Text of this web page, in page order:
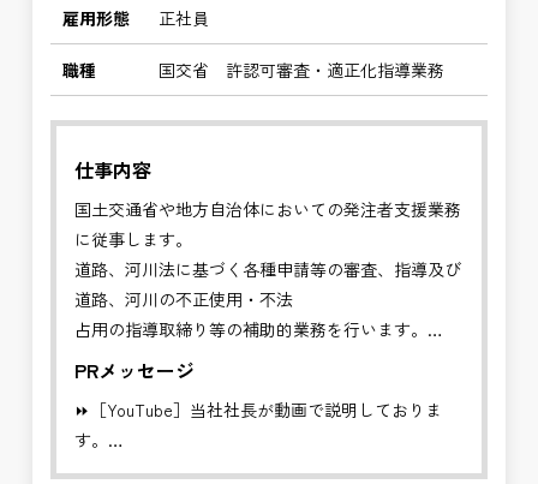
雇用形態 正社員
職種 国交省 許認可審査・適正化指導業務
仕事内容
国土交通省や地方自治体においての発注者支援業務
に従事します。
道路、河川法に基づく各種申請等の審査、指導及び
道路、河川の不正使用・不法
占用の指導取締り等の補助的業務を行います。
より適切な道路、河川利用を推進することを目的と
する業務です。
PRメッセージ
⏩［YouTube］当社社長が動画で説明しておりま
す。
https://youtube.com/channel/